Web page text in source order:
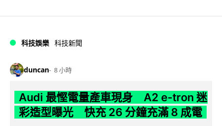
科技娛樂 科技新聞
duncan 8 小時
Audi 最慳電量產車現身 A2 e-tron 迷
彩造型曝光 快充 26 分鐘充滿 8 成電